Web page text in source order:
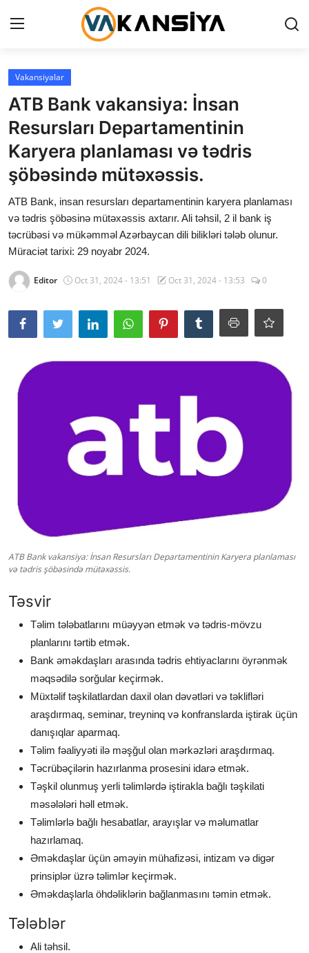
Login
Ana səhifə
Vakansiyalar
Maliyyə
Əlaqə
Xəbərlər
AZ
Vakansiyalar
ATB Bank vakansiya: İnsan
Resursları Departamentinin
Karyera planlaması və tədris
şöbəsində mütəxəssis.
ATB Bank, insan resursları departamentinin karyera planlaması
və tədris şöbəsinə mütəxəssis axtarır. Ali təhsil, 2 il bank iş
təcrübəsi və mükəmməl Azərbaycan dili bilikləri tələb olunur.
Müraciət tarixi: 29 noyabr 2024.
Editor Oct 31, 2024 - 13:51 Oct 31, 2024 - 13:53 0
ATB Bank vakansiya: İnsan Resursları Departamentinin Karyera planlaması
və tədris şöbəsində mütəxəssis.
Təsvir
Təlim tələbatlarını müəyyən etmək və tədris-mövzu
planlarını tərtib etmək.
Bank əməkdaşları arasında tədris ehtiyaclarını öyrənmək
məqsədilə sorğular keçirmək.
Müxtəlif təşkilatlardan daxil olan dəvətləri və təklifləri
araşdırmaq, seminar, treyninq və konfranslarda iştirak üçün
danışıqlar aparmaq.
Təlim fəaliyyəti ilə məşğul olan mərkəzləri araşdırmaq.
Təcrübəçilərin hazırlanma prosesini idarə etmək.
Təşkil olunmuş yerli təlimlərdə iştirakla bağlı təşkilati
məsələləri həll etmək.
Təlimlərlə bağlı hesabatlar, arayışlar və məlumatlar
hazırlamaq.
Əməkdaşlar üçün əməyin mühafizəsi, intizam və digər
prinsiplər üzrə təlimlər keçirmək.
Əməkdaşlarla öhdəliklərin bağlanmasını təmin etmək.
Tələblər
Ali təhsil.